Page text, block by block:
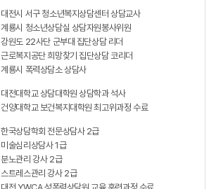
대전시 서구 청소년복지상담센터 상담교사
계룡시 청소년상담실 상담자원봉사위원
강원도 22사단 군부대 집단상담 리더
근로복지공단 희망찾기 집단상담 코리더
계룡시 폭력상담소 상담사
대전대학교 상담대학원 상담학과 석사
건양대학교 보건복지대학원 최고위과정 수료
한국상담학회 전문상담사 2급
미술심리상담사 1급
분노관리 강사 2급
스트레스관리 강사 2급